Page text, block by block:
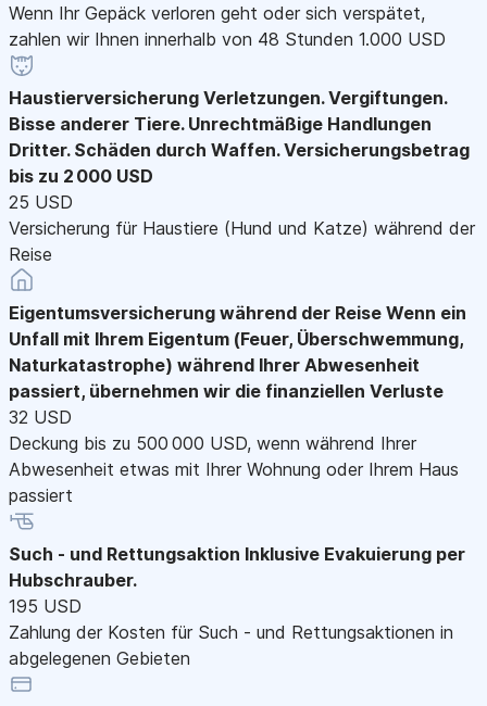
Wenn Ihr Gepäck verloren geht oder sich verspätet,
zahlen wir Ihnen innerhalb von 48 Stunden 1.000 USD
Haustierversicherung Verletzungen. Vergiftungen.
Bisse anderer Tiere. Unrechtmäßige Handlungen
Dritter. Schäden durch Waffen. Versicherungsbetrag
bis zu 2 000 USD
25 USD
Versicherung für Haustiere (Hund und Katze) während der
Reise
Eigentumsversicherung während der Reise Wenn ein
Unfall mit Ihrem Eigentum (Feuer, Überschwemmung,
Naturkatastrophe) während Ihrer Abwesenheit
passiert, übernehmen wir die finanziellen Verluste
32 USD
Deckung bis zu 500 000 USD, wenn während Ihrer
Abwesenheit etwas mit Ihrer Wohnung oder Ihrem Haus
passiert
Such - und Rettungsaktion Inklusive Evakuierung per
Hubschrauber.
195 USD
Zahlung der Kosten für Such - und Rettungsaktionen in
abgelegenen Gebieten